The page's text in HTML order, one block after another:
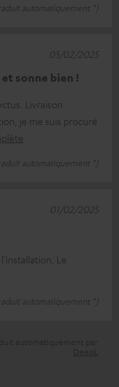
automatiquement *)
sonne bien !
Livraison
je me suis procuré
automatiquement *)
05/02/2025
Le
automatiquement *)
01/02/2025